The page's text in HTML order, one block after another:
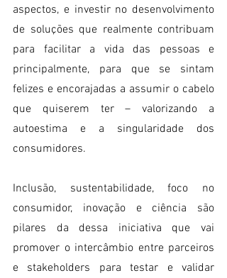
aspectos, e investir no desenvolvimento
de soluções que realmente contribuam
para facilitar a vida das pessoas e
principalmente, para que se sintam
felizes e encorajadas a assumir o cabelo
que quiserem ter – valorizando a
autoestima e a singularidade dos
consumidores.
Inclusão, sustentabilidade, foco no
consumidor, inovação e ciência são
pilares da dessa iniciativa que vai
promover o intercâmbio entre parceiros
e stakeholders para testar e validar